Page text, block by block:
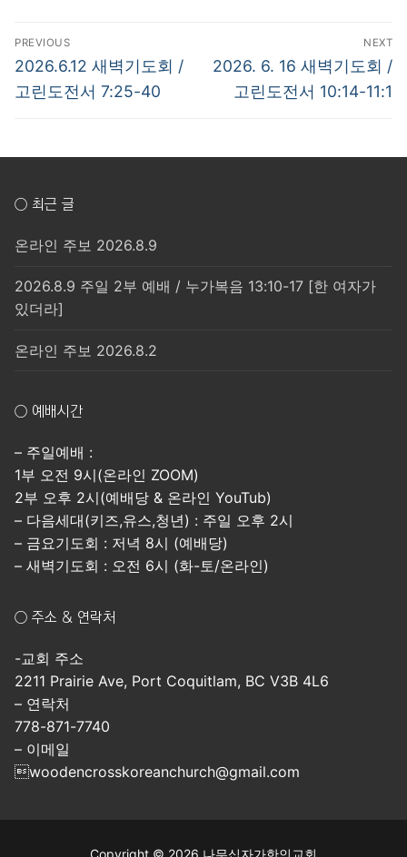
글
탐
색
PREVIOUS
Previous
post:
2026.6.12 새벽기도회 /
고린도전서 7:25-40
NEXT
Next
post:
2026. 6. 16 새벽기도회 /
고린도전서 10:14-11:1
○ 최근 글
온라인 주보 2026.8.9
2026.8.9 주일 2부 예배 / 누가복음 13:10-17 [한 여자가
있더라]
온라인 주보 2026.8.2
○ 예배시간
– 주일예배 :
1부 오전 9시(온라인 ZOOM)
2부 오후 2시(예배당 & 온라인 YouTub)
– 다음세대(키즈,유스,청년) : 주일 오후 2시
– 금요기도회 : 저녁 8시 (예배당)
– 새벽기도회 : 오전 6시 (화-토/온라인)
○ 주소 & 연락처
-교회 주소
2211 Prairie Ave, Port Coquitlam, BC V3B 4L6
– 연락처
778-871-7740
– 이메일
woodencrosskoreanchurch@gmail.com
Copyright © 2026 나무십자가한인교회